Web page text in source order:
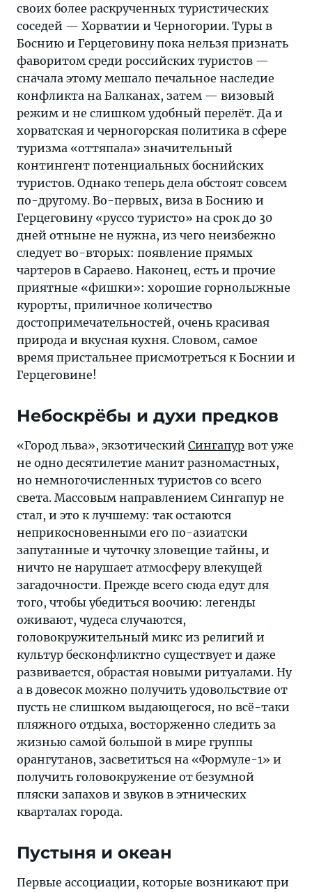
своих более раскрученных туристических
соседей — Хорватии и Черногории. Туры в
Боснию и Герцеговину пока нельзя признать
фаворитом среди российских туристов —
сначала этому мешало печальное наследие
конфликта на Балканах, затем — визовый
режим и не слишком удобный перелёт. Да и
хорватская и черногорская политика в сфере
туризма «оттяпала» значительный
контингент потенциальных боснийских
туристов. Однако теперь дела обстоят совсем
по-другому. Во-первых, виза в Боснию и
Герцеговину «руссо туристо» на срок до 30
дней отныне не нужна, из чего неизбежно
следует во-вторых: появление прямых
чартеров в Сараево. Наконец, есть и прочие
приятные «фишки»: хорошие горнолыжные
курорты, приличное количество
достопримечательностей, очень красивая
природа и вкусная кухня. Словом, самое
время пристальнее присмотреться к Боснии и
Герцеговине!
Небоскрёбы и духи предков
«Город льва», экзотический Сингапур вот уже
не одно десятилетие манит разномастных,
но немногочисленных туристов со всего
света. Массовым направлением Сингапур не
стал, и это к лучшему: так остаются
неприкосновенными его по-азиатски
запутанные и чуточку зловещие тайны, и
ничто не нарушает атмосферу влекущей
загадочности. Прежде всего сюда едут для
того, чтобы убедиться воочию: легенды
оживают, чудеса случаются,
головокружительный микс из религий и
культур бесконфликтно существует и даже
развивается, обрастая новыми ритуалами. Ну
а в довесок можно получить удовольствие от
пусть не слишком выдающегося, но всё-таки
пляжного отдыха, восторженно следить за
жизнью самой большой в мире группы
орангутанов, засветиться на «Формуле-1» и
получить головокружение от безумной
пляски запахов и звуков в этнических
кварталах города.
Пустыня и океан
Первые ассоциации, которые возникают при